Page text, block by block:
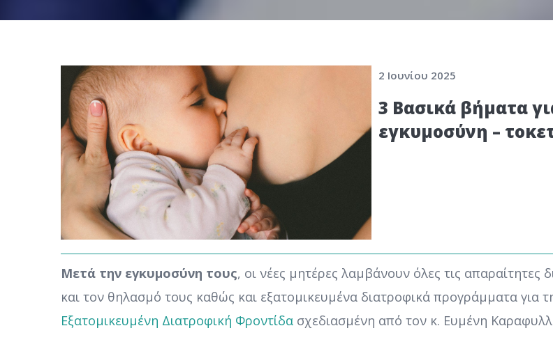
2 Ιουνίου 2025
3 Βασικά βήματα
εγκυμοσύνη –
Μετά την εγκυμοσύνη τους, οι νέες μητέρες λαμβάνουν όλες τις απαραίτητες
και τον θηλασμό τους καθώς και εξατομικευμένα διατροφικά προγράμματα για
Εξατομικευμένη Διατροφική Φροντίδα σχεδιασμένη από τον κ. Ευμένη